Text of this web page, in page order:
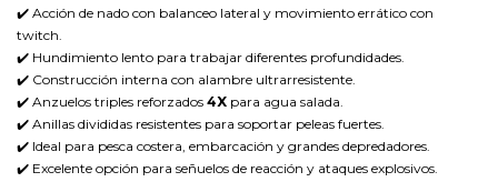
✔️ Acción de nado con balanceo lateral y movimiento errático con
twitch.
✔️ Hundimiento lento para trabajar diferentes profundidades.
✔️ Construcción interna con alambre ultrarresistente.
✔️ Anzuelos triples reforzados 4X para agua salada.
✔️ Anillas divididas resistentes para soportar peleas fuertes.
✔️ Ideal para pesca costera, embarcación y grandes depredadores.
✔️ Excelente opción para señuelos de reacción y ataques explosivos.